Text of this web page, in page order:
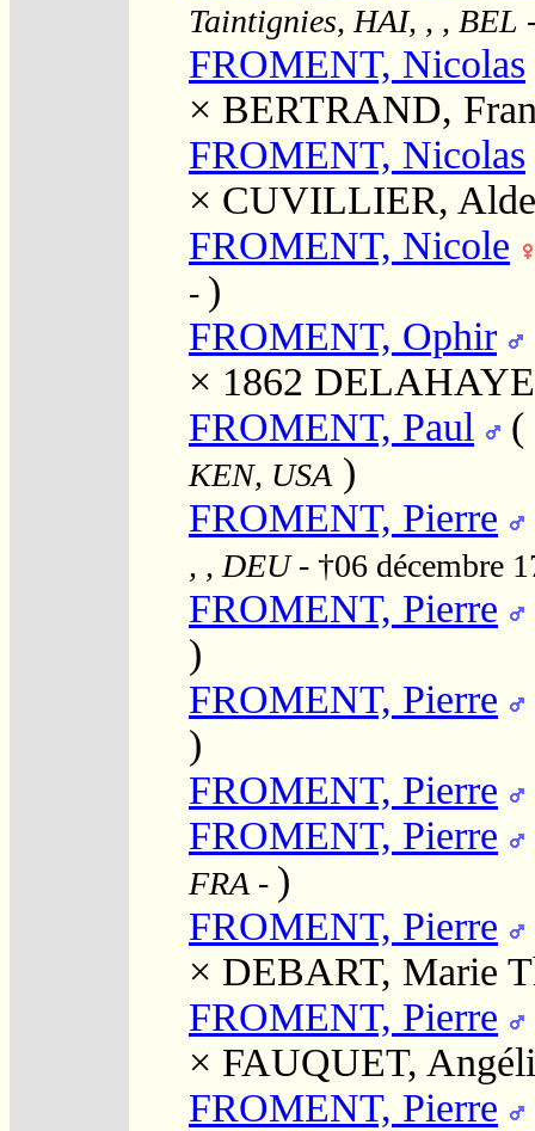
Taintignies, HAI, , , BEL
FROMENT, Nicolas
× BERTRAND,
FROMENT, Nicolas
× CUVILLIER,
FROMENT, Nicole
- )
FROMENT, Ophir
× 1862
FROMENT, Paul
(
KEN, USA )
FROMENT, Pierre
, , DEU- †06 décembre
FROMENT, Pierre
)
FROMENT, Pierre
)
FROMENT, Pierre
FROMENT, Pierre
FRA - )
FROMENT, Pierre
× DEBART, Marie
FROMENT, Pierre
× FAUQUET,
FROMENT, Pierre